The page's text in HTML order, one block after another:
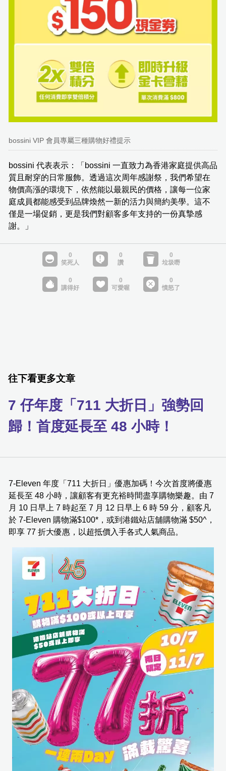
bossini VIP 會員專屬三種購物好禮提示
bossini 代表表示：「bossini 一直致力為香港家庭提供高品
質且耐穿的日常服飾。透過這次周年感謝祭，我們希望在
物價高漲的環境下，依然能以最親民的價格，讓每一位家
庭成員都能感受到品牌煥然一新的活力與簡約美學。這不
僅是一場促銷，更是我們對顧客多年支持的一份真摯感
謝。」
往下看更多文章
7 仔年度「711 大折日」強勢回
歸！首度延長至 48 小時！
7-Eleven 年度「711 大折日」優惠加碼！今次首度將優惠
延長至 48 小時，讓顧客有更充裕時間盡享購物樂趣。由 7
月 10 日早上 7 時起至 7 月 12 日早上 6 時 59 分，顧客凡
於 7-Eleven 購物滿$100*，或到港鐵站店舖購物滿 $50^，
即享 77 折大優惠，以超抵價入手各式人氣商品。